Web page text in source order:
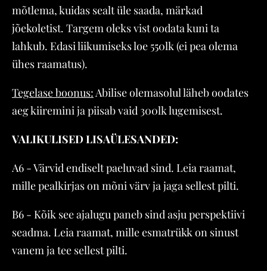
mõtlema, kuidas sealt üle saada, märkad
jõekoletist. Targem oleks vist oodata kuni ta
lahkub. Edasi liikumiseks loe 550lk (ei pea olema
ühes raamatus).
Tegelase boonus:Abilise olemasolul läheb oodates
aeg kiiremini ja piisab vaid 300lk lugemisest.
VALIKULISED LISAÜLESANDED:
A6 - Värvid endiselt paeluvad sind. Leia raamat,
mille pealkirjas on mõni värv ja jaga sellest pilti.
B6 - Kõik see ajalugu paneb sind asju perspektiivi
seadma. Leia raamat, mille esmatrükk on sinust
vanem ja tee sellest pilti.